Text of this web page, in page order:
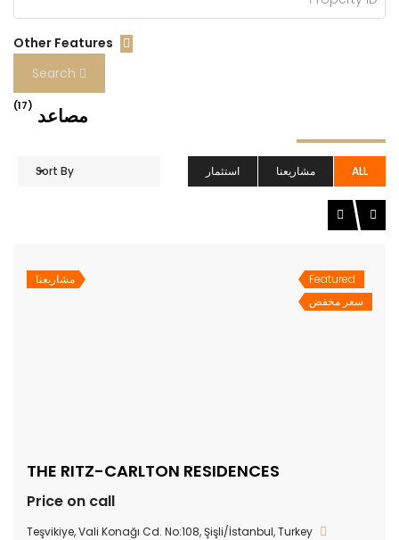
مصاعد (17)
ALL مشاريعنا استثمار Sort By
Featured
سعر مخفض
مشاريعنا
THE RITZ-CARLTON RESIDENCES
Price on call
Teşvikiye, Vali Konağı Cd. No:108, Şişli/İstanbul, Turkey